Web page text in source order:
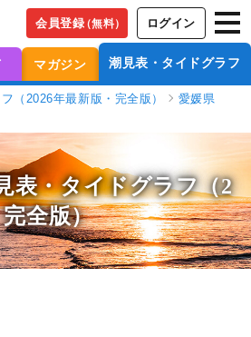
会員登録（無料） ログイン
マガジン 潮見表・タイドグラフ
（2026年最新版・完全版）
愛媛県
表・タイドグラフ（2
全版）